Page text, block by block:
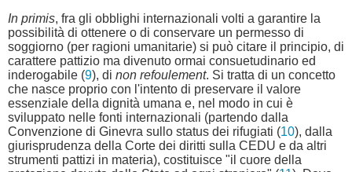
In primis, fra gli obblighi internazionali volti a garantire la
possibilità di ottenere o di conservare un permesso di
soggiorno (per ragioni umanitarie) si può citare il principio, di
carattere pattizio ma divenuto ormai consuetudinario ed
inderogabile (9), di non refoulement. Si tratta di un concetto
che nasce proprio con l'intento di preservare il valore
essenziale della dignità umana e, nel modo in cui è
sviluppato nelle fonti internazionali (partendo dalla
Convenzione di Ginevra sullo status dei rifugiati (10), dalla
giurisprudenza della Corte dei diritti sulla CEDU e da altri
strumenti pattizi in materia), costituisce "il cuore della